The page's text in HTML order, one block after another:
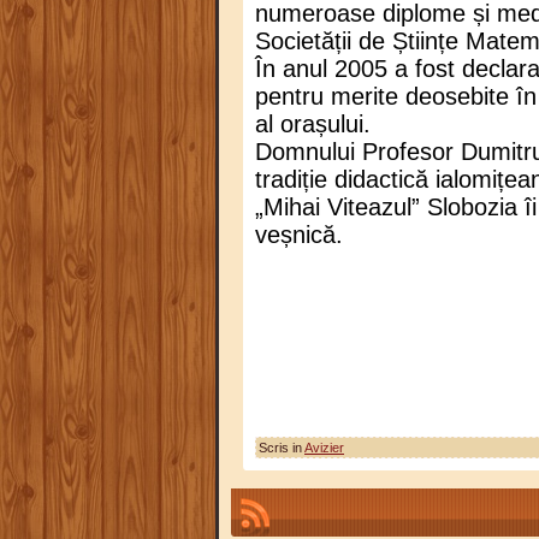
numeroase diplome și
Societății de Științe
În anul 2005 a fost
pentru merite deosebite
al orașului.
Domnului Profesor
tradiție didactică
„Mihai Viteazul” Slobozia
veșnică.
Scris inAvizier